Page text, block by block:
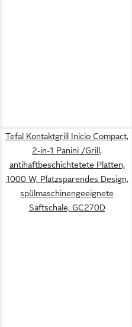
Tefal Kontaktgrill Inicio Compact,
2-in-1 Panini /Grill,
antihaftbeschichtetete Platten,
1000 W, Platzsparendes Design,
spülmaschinengeeignete
Saftschale, GC270D